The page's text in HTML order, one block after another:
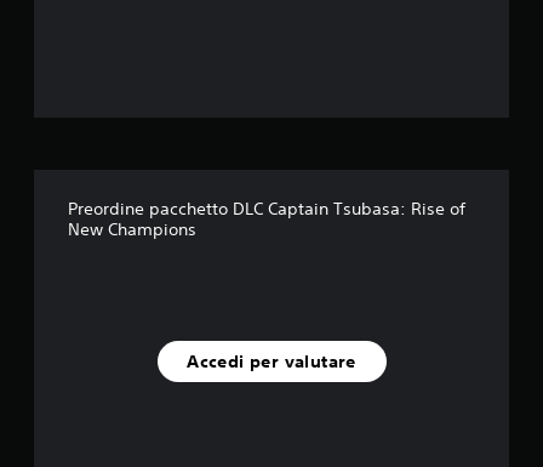
l
e
s
Preordine pacchetto DLC Captain Tsubasa: Rise of
New Champions
Accedi per valutare